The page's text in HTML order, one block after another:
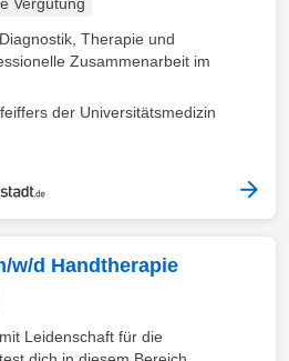
Therapie und
Zusammenarbeit im
der Universitätsmedizin
w/d Handtherapie
Leidenschaft für die